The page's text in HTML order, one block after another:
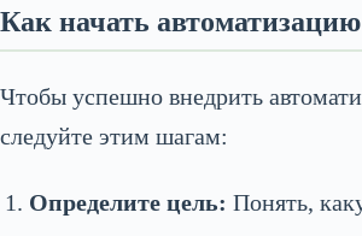
Как начать
Чтобы успешно внедрить
следуйте этим шагам:
Определите цель: Понять,